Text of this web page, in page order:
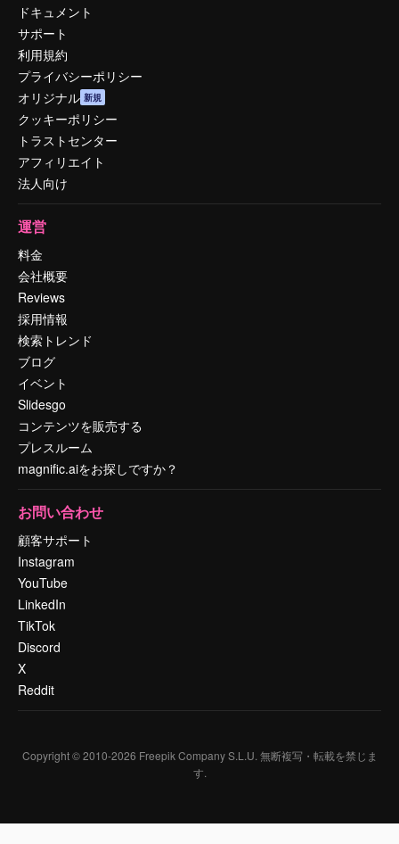
ドキュメント
サポート
利用規約
プライバシーポリシー
オリジナル 新規
クッキーポリシー
トラストセンター
アフィリエイト
法人向け
運営
料金
会社概要
Reviews
採用情報
検索トレンド
ブログ
イベント
Slidesgo
コンテンツを販売する
プレスルーム
magnific.aiをお探しですか？
お問い合わせ
顧客サポート
Instagram
YouTube
LinkedIn
TikTok
Discord
X
Reddit
Copyright © 2010-2026 Freepik Company S.L.U. 無断複写・転載を禁じま
す.